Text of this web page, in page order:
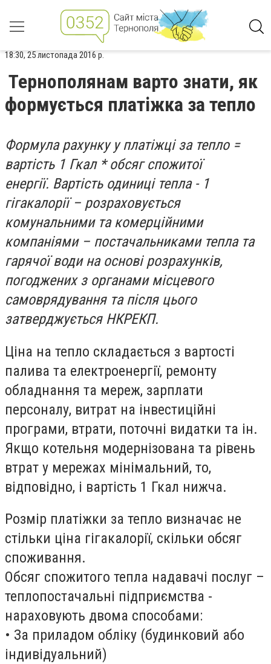
18:30, 25 листопада 2016 р.
Тернополянам варто знати, як
формується платіжка за тепло
Формула рахунку у платіжці за тепло =
вартість 1 Гкал * обсяг спожитої
енергії. Вартість одиниці тепла - 1
гігакалорії – розраховується
комунальними та комерційними
компаніями – постачальниками тепла та
гарячої води на основі розрахунків,
погоджених з органами місцевого
самоврядування та після цього
затверджується НКРЕКП.
Ціна на тепло складається з вартості
палива та електроенергії, ремонту
обладнання та мереж, зарплати
персоналу, витрат на інвестиційні
програми, втрати, поточні видатки та ін.
Якщо котельня модернізована та рівень
втрат у мережах мінімальний, то,
відповідно, і вартість 1 Гкал нижча.
Розмір платіжки за тепло визначає не
стільки ціна гігакалорії, скільки обсяг
споживання.
Обсяг спожитого тепла надавачі послуг –
теплопостачальні підприємства -
нараховують двома способами:
• За приладом обліку (будинковий або
індивідуальний)